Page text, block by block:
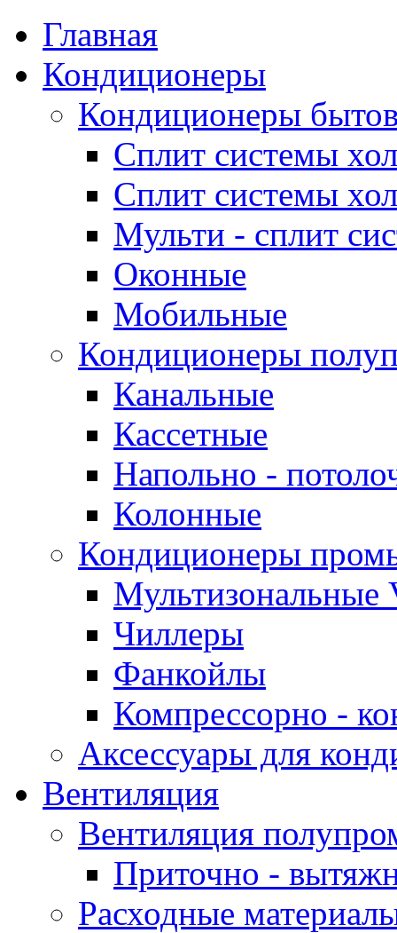
Главная
Кондиционеры
Кондиционеры
Сплит системы
Сплит системы
Мульти - сплит
Оконные
Мобильные
Кондиционеры
Канальные
Кассетные
Напольно -
Колонные
Кондиционеры
Мультизональные
Чиллеры
Фанкойлы
Компрессорно -
Аксессуары для
Вентиляция
Вентиляция
Приточно -
Расходные